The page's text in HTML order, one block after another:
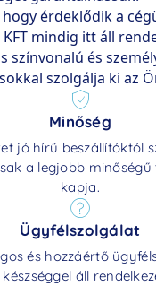
érdeklődik a
KFT mindig itt áll
színvonalú és
szolgálja ki az
Minőség
jó hírű beszállítóktól
a legjobb
kapja.
Ügyfélszolgálat
és hozzáértő
áll